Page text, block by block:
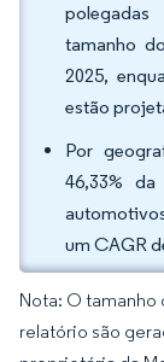
tamanho
2025,
estão
Por
46,33%
um CAGR
Nota: O
relatório são